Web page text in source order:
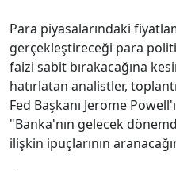
Para piyasalarındaki
gerçekleştireceği para
faizi sabit bırakacağına
hatırlatan analistler,
Fed Başkanı Jerome
"Banka'nın gelecek
ilişkin ipuçlarının